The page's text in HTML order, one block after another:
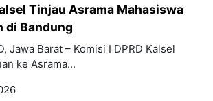
Tinjau Asrama Mahasiswa
di Bandung
Jawa Barat – Komisi I DPRD Kalsel
ke Asrama...